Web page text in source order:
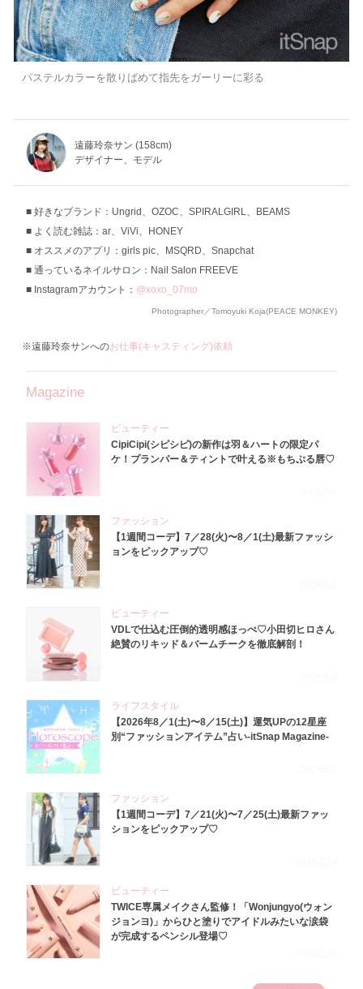
パステルカラーを散りばめて指先をガーリーに彩る
遠藤玲奈サン (158cm)
デザイナー、モデル
好きなブランド：Ungrid、OZOC、SPIRALGIRL、BEAMS
よく読む雑誌：ar、ViVi、HONEY
オススメのアプリ：girls pic、MSQRD、Snapchat
通っているネイルサロン：Nail Salon FREEVE
Instagramアカウント： @xoxo_07mo
Photographer／Tomoyuki Koja(PEACE MONKEY)
※遠藤玲奈サンへのお仕事(キャスティング)依頼
Magazine
ビューティー
CipiCipi(シピシピ)の新作は羽＆ハートの限定パ
ケ！プランパー＆ティントで叶える※もちぷる唇♡
ファッション
【1週間コーデ】7／28(火)〜8／1(土)最新ファッシ
ョンをピックアップ♡
ビューティー
VDLで仕込む圧倒的透明感ほっぺ♡小田切ヒロさん
絶賛のリキッド＆バームチークを徹底解剖！
ライフスタイル
【2026年8／1(土)〜8／15(土)】運気UPの12星座
別“ファッションアイテム”占い-itSnap Magazine-
ファッション
【1週間コーデ】7／21(火)〜7／25(土)最新ファッ
ションをピックアップ♡
ビューティー
TWICE専属メイクさん監修！「Wonjungyo(ウォン
ジョンヨ)」からひと塗りでアイドルみたいな涙袋
が完成するペンシル登場♡